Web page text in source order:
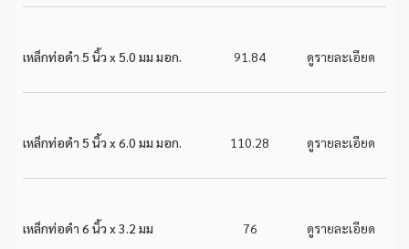
เหล็กท่อดำ 5 นิ้ว x 5.0 มม มอก. 91.84 ดูรายละเอียด
เหล็กท่อดำ 5 นิ้ว x 6.0 มม มอก. 110.28 ดูรายละเอียด
เหล็กท่อดำ 6 นิ้ว x 3.2 มม 76 ดูรายละเอียด